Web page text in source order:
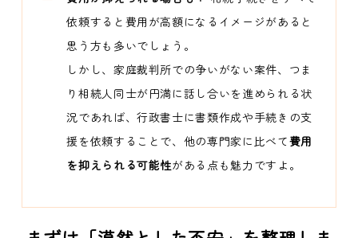
依頼すると費用が高額になるイメージがあると
思う方も多いでしょう。
しかし、家庭裁判所での争いがない案件、つま
り相続人同士が円満に話し合いを進められる状
況であれば、行政書士に書類作成や手続きの支
援を依頼することで、他の専門家に比べて費用
を抑えられる可能性がある点も魅力ですよ。